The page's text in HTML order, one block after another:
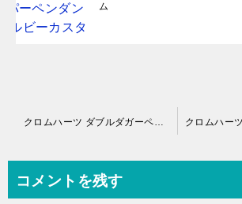
ム
ビ
クロムハーツ ダブルダガーペンダント ダイヤ＆サファイヤカスタム
コメントを残す